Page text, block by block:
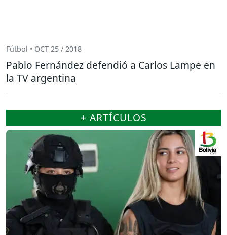
Fútbol • OCT 25 / 2018
Pablo Fernández defendió a Carlos Lampe en
la TV argentina
+ ARTÍCULOS